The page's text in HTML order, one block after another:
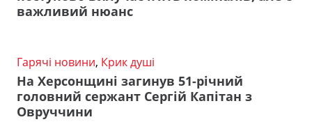
важливий нюанс
Гарячі новини, Крик душі
На Херсонщині загинув 51-річний
головний сержант Сергій Капітан з
Овруччини